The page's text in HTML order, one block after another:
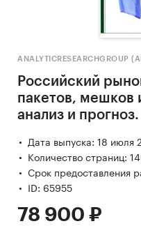
ANALYTICRESEARCHGROUP
Российский
пакетов, мешков
анализ и
Дата выпуска: 18 июля
Количество страниц:
Срок предоставления
ID: 65955
78 900 ₽